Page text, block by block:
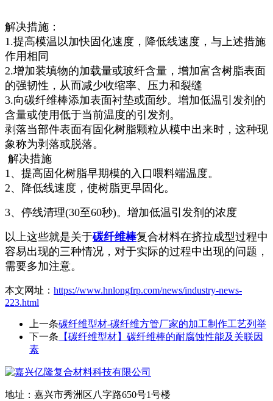
解决措施：
1.提高模温以加快固化速度，降低线速度，与上述措施
作用相同
2.增加装填物的加载量或玻纤含量，增加富含树脂表面
的强韧性，从而减少收缩率、压力和裂缝
3.向碳纤维棒添加表面衬垫或面纱。增加低温引发剂的
含量或使用低于当前温度的引发剂。
剥落当部件表面有固化树脂颗粒从模中出来时，这种现
象称为剥落或脱落。
解决措施
1、提高固化树脂早期模的入口喂料端温度。
2、降低线速度，使树脂更早固化。
3、停线清理(30至60秒)。增加低温引发剂的浓度
以上这些就是关于碳纤维棒复合材料在挤拉成型过程中
容易出现的三种情况，对于实际的过程中出现的问题，
需要多加注意。
本文网址： https://www.hnlongfrp.com/news/industry-news-
223.html
上一条碳纤维型材-碳纤维方管厂家的加工制作工艺列举
下一条 【碳纤维型材】碳纤维棒的耐腐蚀性能及关联因
素
地址：嘉兴市秀洲区八字路650号1号楼